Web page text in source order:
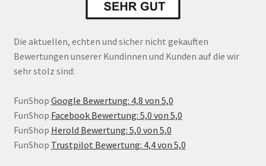
Die aktuellen, echten und sicher nicht gekauften
Bewertungen unserer Kundinnen und Kunden auf die wir
sehr stolz sind:
FunShop Google Bewertung: 4,8 von 5,0
FunShop Facebook Bewertung: 5,0 von 5,0
FunShop Herold Bewertung: 5,0 von 5,0
FunShop Trustpilot Bewertung: 4,4 von 5,0